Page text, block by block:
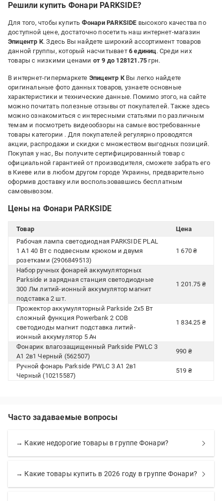
Решили купить Фонари PARKSIDE?
Для того, чтобы купить Фонари PARKSIDE высокого качества по
доступной цене, достаточно посетить наш интернет-магазин
Эпицентр К. Здесь Вы найдете широкий ассортимент товаров
данной группы, который насчитывает 6 единиц. Среди них
товары с низкими ценами от 9 до 128121.75 грн.
В интернет-гипермаркете Эпицентр КВы легко найдете
оригинальные фото данных товаров, узнаете основные
характеристики и технические данные. Помимо этого, на сайте
можно почитать полезные отзывы от покупателей. Также здесь
можно ознакомиться с интересными статьями по различным
темам и посмотреть видеообзоры на самые востребованные
товары категории . Для покупателей регулярно проводятся
акции, распродажи и скидки с множеством выгодных позиций.
Покупая у нас, Вы получите сертифицированный товар с
официальной гарантией от производителя, сможете забрать его
в Киеве или в любом другом городе Украины, предварительно
оформив доставку или воспользовавшись бесплатным
самовывозом.
Цены на Фонари PARKSIDE
Товар
Цена
Рабочая лампа светодиодная PARKSIDE PLAL
1 A1 40 Вт с подвесным крюком и двумя
розетками (2906849513)
1 670 ₴
Набор ручных фонарей аккумуляторных
Parkside и зарядная станция светодиодные
300 Лм литий-ионный аккумулятор магнит
подставка 2 шт.
1 201.75 ₴
Прожектор аккумуляторный Parkside 2x5 Вт
сложный функция Powerbank 2 COB
светодиоды магнит подставка литий-
ионный аккумулятор 5 Ач
1 834.25 ₴
Фонарик влагозащищенный Parkside PWLC 3
A1 2в1 Черный (562507)
990 ₴
Ручной фонарь Parkside PWLC 3 A1 2в1
Черный (10215587)
519 ₴
Часто задаваемые вопросы
→ Какие недорогие товары в группе Фонари?
→ Какие товары купить в 2026 году в группе Фонари?